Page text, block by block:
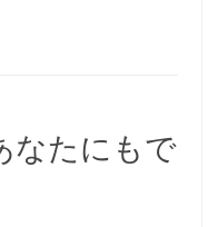
なたにもで